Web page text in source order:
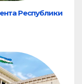
Республики